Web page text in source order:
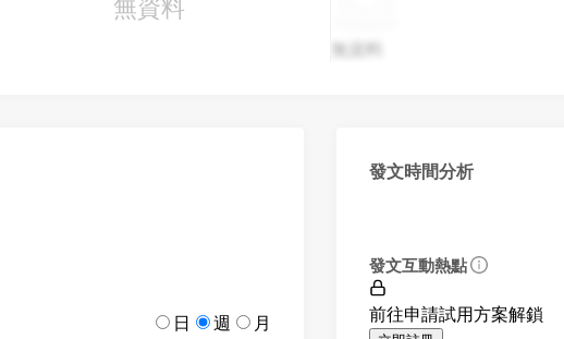
無資料
無資料
日 週 月
發文時間分析
發文互動熱點
前往申請試用方案解鎖